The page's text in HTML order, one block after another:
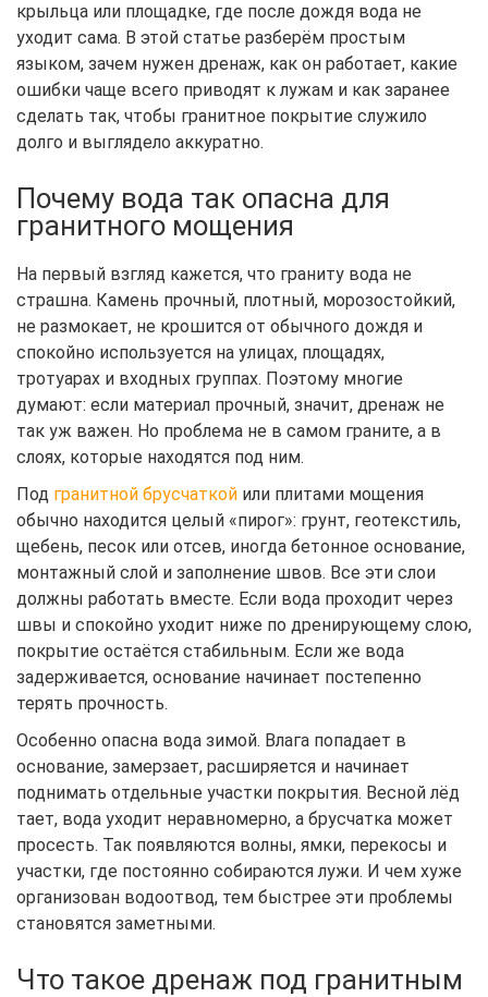
крыльца или площадке, где после дождя вода не
уходит сама. В этой статье разберём простым
языком, зачем нужен дренаж, как он работает, какие
ошибки чаще всего приводят к лужам и как заранее
сделать так, чтобы гранитное покрытие служило
долго и выглядело аккуратно.
Почему вода так опасна для
гранитного мощения
На первый взгляд кажется, что граниту вода не
страшна. Камень прочный, плотный, морозостойкий,
не размокает, не крошится от обычного дождя и
спокойно используется на улицах, площадях,
тротуарах и входных группах. Поэтому многие
думают: если материал прочный, значит, дренаж не
так уж важен. Но проблема не в самом граните, а в
слоях, которые находятся под ним.
Под гранитной брусчаткой или плитами мощения
обычно находится целый «пирог»: грунт, геотекстиль,
щебень, песок или отсев, иногда бетонное основание,
монтажный слой и заполнение швов. Все эти слои
должны работать вместе. Если вода проходит через
швы и спокойно уходит ниже по дренирующему слою,
покрытие остаётся стабильным. Если же вода
задерживается, основание начинает постепенно
терять прочность.
Особенно опасна вода зимой. Влага попадает в
основание, замерзает, расширяется и начинает
поднимать отдельные участки покрытия. Весной лёд
тает, вода уходит неравномерно, а брусчатка может
просесть. Так появляются волны, ямки, перекосы и
участки, где постоянно собираются лужи. И чем хуже
организован водоотвод, тем быстрее эти проблемы
становятся заметными.
Что такое дренаж под гранитным